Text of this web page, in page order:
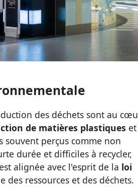
des déchets sont au
de matières plastiques et
perçus comme non
durée et difficiles à recycler,
alignée avec l'esprit de la loi
ressources et des déchets.